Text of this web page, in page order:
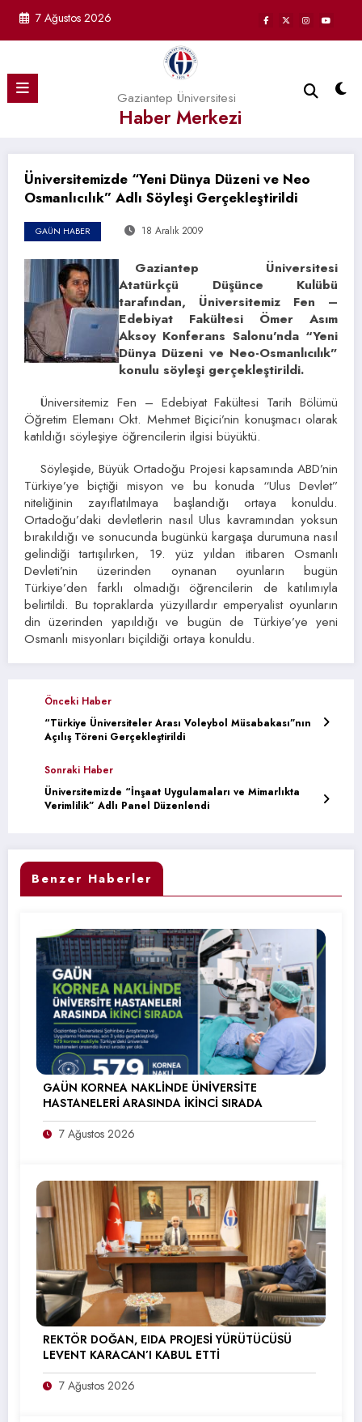
7 Ağustos 2026
Gaziantep Üniversitesi
Haber Merkezi
Üniversitemizde “Yeni Dünya Düzeni ve Neo
Osmanlıcılık” Adlı Söyleşi Gerçekleştirildi
GAÜN HABER 18 Aralık 2009
Gaziantep Üniversitesi
Atatürkçü Düşünce Kulübü
tarafından, Üniversitemiz Fen –
Edebiyat Fakültesi Ömer Asım
Aksoy Konferans Salonu’nda “Yeni
Dünya Düzeni ve Neo-Osmanlıcılık”
konulu söyleşi gerçekleştirildi.
Üniversitemiz Fen – Edebiyat Fakültesi Tarih Bölümü
Öğretim Elemanı Okt. Mehmet Biçici’nin konuşmacı olarak
katıldığı söyleşiye öğrencilerin ilgisi büyüktü.
Söyleşide, Büyük Ortadoğu Projesi kapsamında ABD’nin
Türkiye’ye biçtiği misyon ve bu konuda “Ulus Devlet”
niteliğinin zayıflatılmaya başlandığı ortaya konuldu.
Ortadoğu’daki devletlerin nasıl Ulus kavramından yoksun
bırakıldığı ve sonucunda bugünkü kargaşa durumuna nasıl
gelindiği tartışılırken, 19. yüz yıldan itibaren Osmanlı
Devleti’nin üzerinden oynanan oyunların bugün
Türkiye’den farklı olmadığı öğrencilerin de katılımıyla
belirtildi. Bu topraklarda yüzyıllardır emperyalist oyunların
din üzerinden yapıldığı ve bugün de Türkiye’ye yeni
Osmanlı misyonları biçildiği ortaya konuldu.
Önceki Haber
“Türkiye Üniversiteler Arası Voleybol Müsabakası”nın
Açılış Töreni Gerçekleştirildi
Sonraki Haber
Üniversitemizde “İnşaat Uygulamaları ve Mimarlıkta
Verimlilik” Adlı Panel Düzenlendi
Benzer Haberler
GAÜN KORNEA NAKLİNDE ÜNİVERSİTE
HASTANELERİ ARASINDA İKİNCİ SIRADA
7 Ağustos 2026
REKTÖR DOĞAN, EIDA PROJESİ YÜRÜTÜCÜSÜ
LEVENT KARACAN’I KABUL ETTİ
7 Ağustos 2026